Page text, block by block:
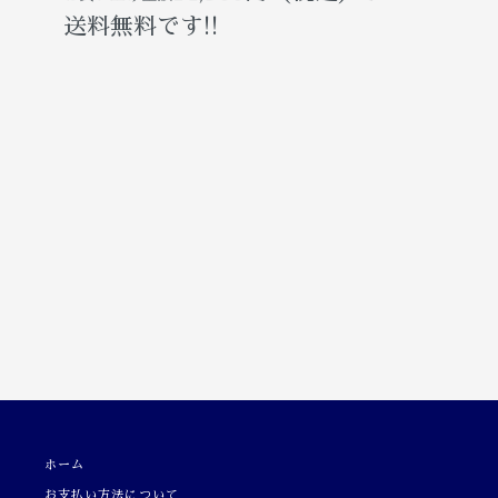
送料無料です!!
ホーム
お支払い方法について